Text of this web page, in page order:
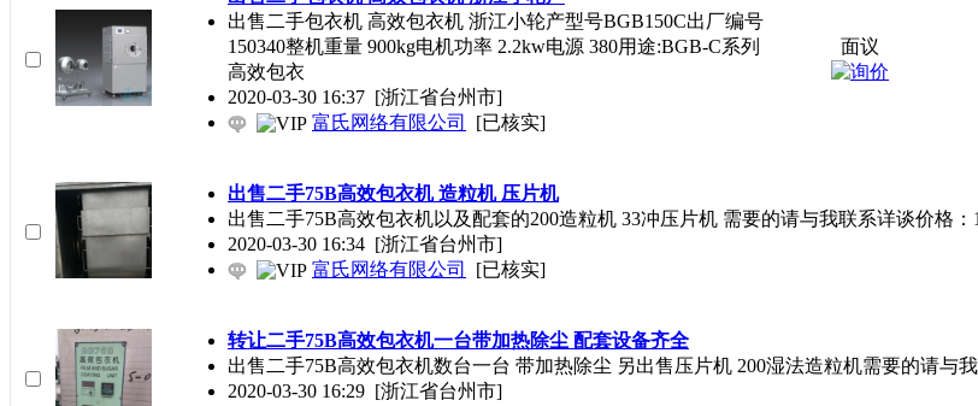
出售二手包衣机 高效包衣机 浙江小轮产型号BGB150C出厂编号
150340整机重量 900kg电机功率 2.2kw电源 380用途:BGB-C系列
高效包衣
2020-03-30 16:37 [浙江省台州市]
富氏网络有限公司
[已核实]
面议
出售二手75B高效包衣机 造粒机 压片机
出售二手75B高效包衣机以及配套的200造粒机 33冲压片机 需要的请与我联系详谈价格
2020-03-30 16:34 [浙江省台州市]
富氏网络有限公司
[已核实]
转让二手75B高效包衣机一台带加热除尘 配套设备齐全
出售二手75B高效包衣机数台一台 带加热除尘 另出售压片机 200湿法造粒机需要的请与
2020-03-30 16:29 [浙江省台州市]